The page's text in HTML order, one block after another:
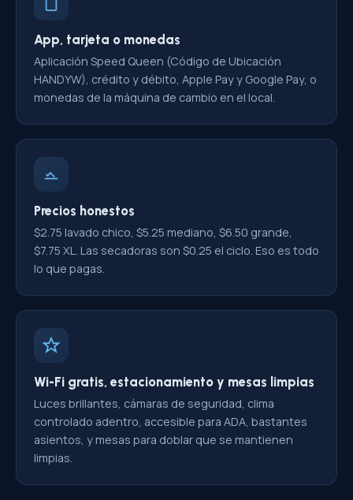
App, tarjeta o monedas
Aplicación Speed Queen (Código de Ubicación
HANDYW), crédito y débito, Apple Pay y Google Pay, o
monedas de la máquina de cambio en el local.
Precios honestos
$2.75 lavado chico, $5.25 mediano, $6.50 grande,
$7.75 XL. Las secadoras son $0.25 el ciclo. Eso es todo
lo que pagas.
Wi-Fi gratis, estacionamiento y mesas limpias
Luces brillantes, cámaras de seguridad, clima
controlado adentro, accesible para ADA, bastantes
asientos, y mesas para doblar que se mantienen
limpias.